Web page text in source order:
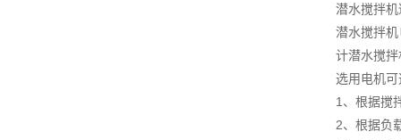
潜水搅拌
潜水搅拌
计潜水搅
选用电机
1、根据搅
2、根据负